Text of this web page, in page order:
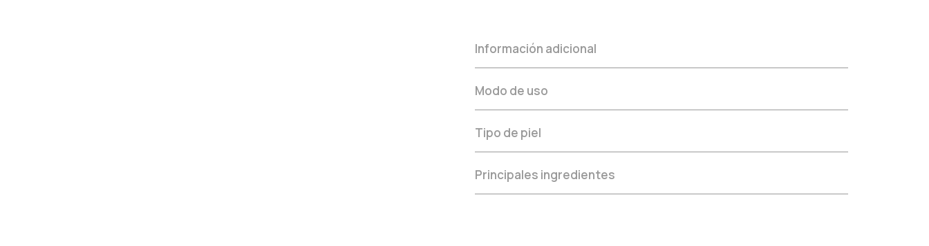
Información adicional
Modo de uso
Tipo de piel
Principales ingredientes